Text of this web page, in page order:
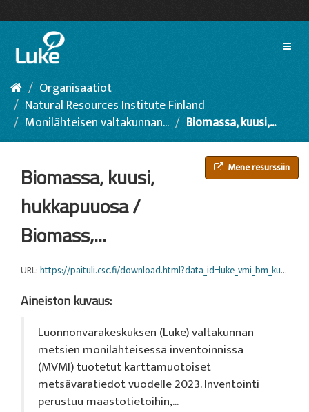
sisältöön
Organisaatiot
Natural Resources Institute Finland
Monilähteisen valtakunnan...
Biomassa, kuusi,...
Mene resurssiin
Biomassa, kuusi,
hukkapuuosa /
Biomass,...
URL:https://paituli.csc.fi/download.html?data_id=luke_vmi_bm_kuusi_latva_16m_2023_euref
Aineiston kuvaus:
Luonnonvarakeskuksen (Luke) valtakunnan
metsien monilähteisessä inventoinnissa
(MVMI) tuotetut karttamuotoiset
metsävaratiedot vuodelle 2023. Inventointi
perustuu maastotietoihin,...